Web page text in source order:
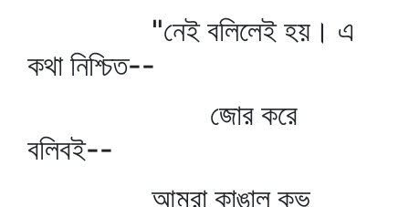
"নেই বলিলেই হয়। এ
কথা নিশ্চিত--
জোর করে
বলিবই--
আমরা কাঙাল কভু